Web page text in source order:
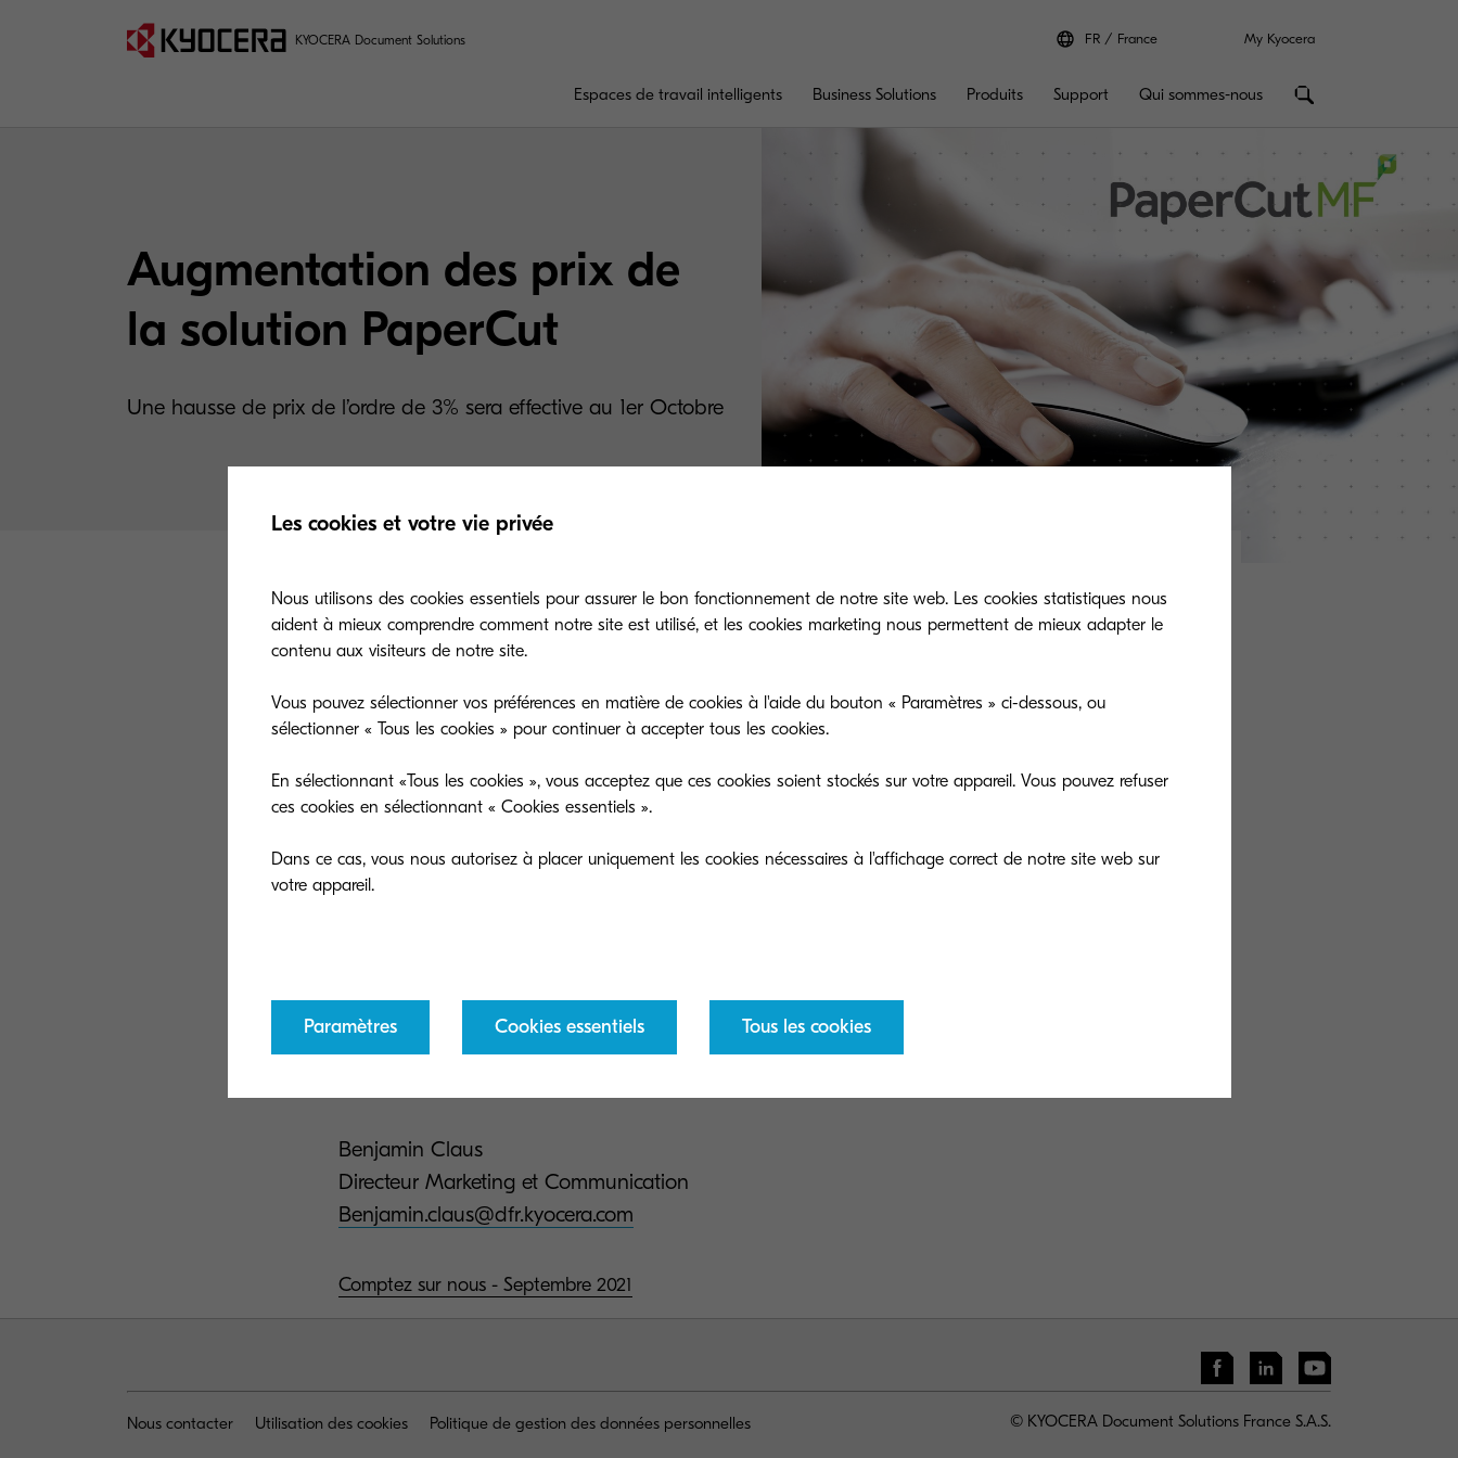
KYOCERA Document Solutions FR France My Kyocera
Espaces de travail intelligents Business Solutions Produits Support Qui sommes-nous
Augmentation des prix de
la solution PaperCut
Une hausse de prix de l’ordre de 3% sera effective au 1er Octobre
Avec la fin de sa clôture fiscale, PaperCut a décidé de réindexer ses prix par rapport
à la fluctuation du $ Australien. Cela représente pour notre zone EMEA une hausse
de 3%. Cette hausse sera effective le 1 er octobre prochain.
Le dernier changement de prix PaperCut a eu lieu en 2018 lors du lancement du
nouveau modèle économique. En 2020, malgré l'impact du taux de change du $
Cette augmentation est le fait de l’éditeur et impacte l’ensemble des intégrateurs de la
solution.
Benjamin Claus
Directeur Marketing et Communication
Benjamin.claus@dfr.kyocera.com
Comptez sur nous - Septembre 2021
Nous contacter Utilisation des cookies Politique de gestion des données personnelles © KYOCERA Document Solutions France S.A.S.
Les cookies et votre vie privée
Nous utilisons des cookies essentiels pour assurer le bon fonctionnement de notre site web. Les cookies statistiques nous
aident à mieux comprendre comment notre site est utilisé, et les cookies marketing nous permettent de mieux adapter le
contenu aux visiteurs de notre site.
Vous pouvez sélectionner vos préférences en matière de cookies à l'aide du bouton « Paramètres » ci-dessous, ou
sélectionner « Tous les cookies » pour continuer à accepter tous les cookies.
En sélectionnant «Tous les cookies », vous acceptez que ces cookies soient stockés sur votre appareil. Vous pouvez refuser
ces cookies en sélectionnant « Cookies essentiels ».
Dans ce cas, vous nous autorisez à placer uniquement les cookies nécessaires à l'affichage correct de notre site web sur
votre appareil.
Paramètres Cookies essentiels Tous les cookies